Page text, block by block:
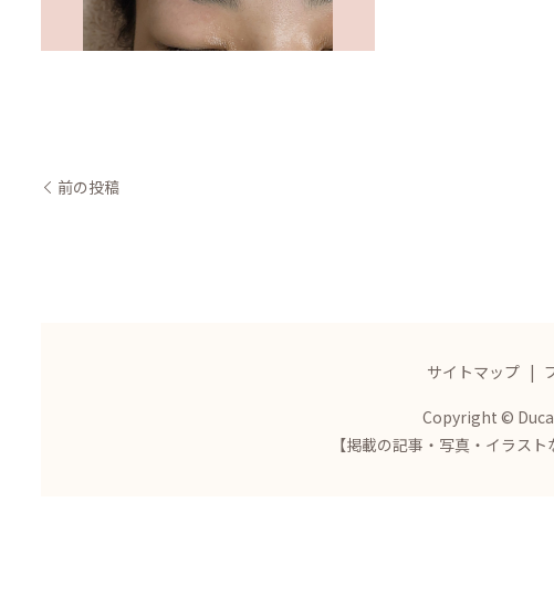
前の投稿
サイトマップ
Copyright ©
【掲載の記事・写真・イラス